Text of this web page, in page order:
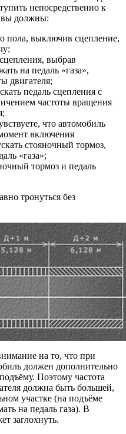
непосредственно к
вы должны:
пола, выключив сцепление,
выбрав
на педаль «газа»,
двигателя;
педаль сцепления с
частоты вращения
что автомобиль
включения
стояночный тормоз,
«газа»;
тормоз и педаль
тронуться без
на то, что при
должен дополнительно
Поэтому частота
должна быть большей,
участке (на подъёме
на педаль газа). В
заглохнуть.